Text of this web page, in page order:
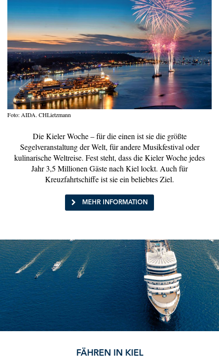
Foto: AIDA. CHLietzmann
Die Kieler Woche – für die einen ist sie die größte
Segelveranstaltung der Welt, für andere Musikfestival oder
kulinarische Weltreise. Fest steht, dass die Kieler Woche jedes
Jahr 3,5 Millionen Gäste nach Kiel lockt. Auch für
Kreuzfahrtschiffe ist sie ein beliebtes Ziel.
MEHR INFORMATION
FÄHREN IN KIEL